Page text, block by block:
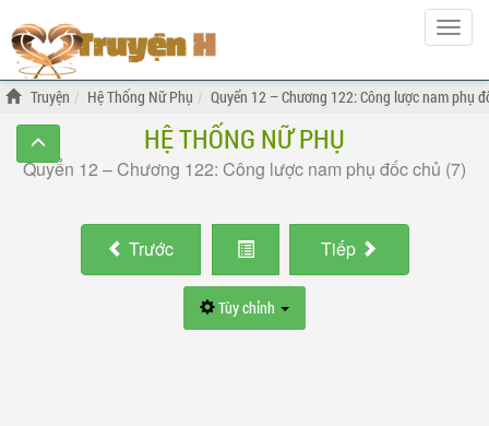
Hiện
menu
Truyện Hệ Thống Nữ Phụ Quyển 12 – Chương 122: Công lược nam phụ
HỆ THỐNG NỮ PHỤ
Quyển 12 – Chương 122: Công lược nam phụ đốc chủ (7)
Trước Tiếp
Tùy chỉnh